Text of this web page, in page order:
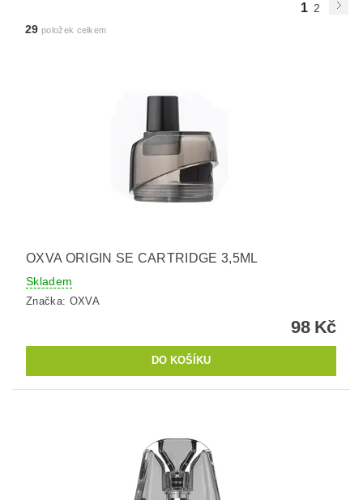
1 2
29 položek celkem
OXVA ORIGIN SE CARTRIDGE 3,5ML
Skladem
Značka: OXVA
98 Kč